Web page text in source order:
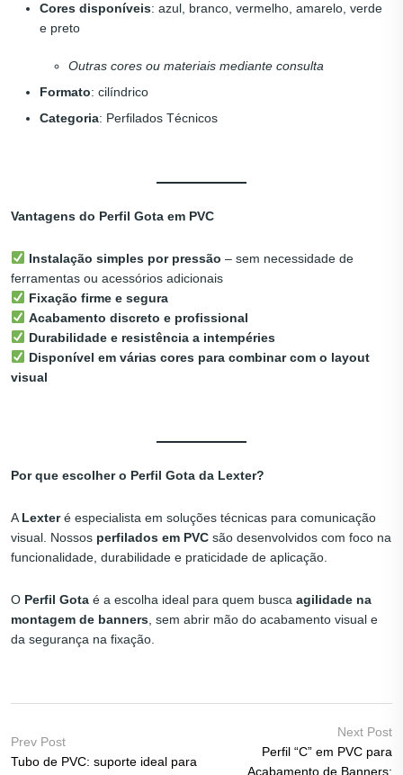
Cores disponíveis: azul, branco, vermelho, amarelo, verde
e preto
Outras cores ou materiais mediante consulta
Formato: cilíndrico
Categoria: Perfilados Técnicos
Vantagens do Perfil Gota em PVC
Instalação simples por pressão – sem necessidade de
ferramentas ou acessórios adicionais
Fixação firme e segura
Acabamento discreto e profissional
Durabilidade e resistência a intempéries
Disponível em várias cores para combinar com o layout
visual
Por que escolher o Perfil Gota da Lexter?
A Lexteré especialista em soluções técnicas para comunicação
visual. Nossos perfilados em PVC são desenvolvidos com foco na
funcionalidade, durabilidade e praticidade de aplicação.
O Perfil Gota é a escolha ideal para quem busca agilidade na
montagem de banners , sem abrir mão do acabamento visual e
da segurança na fixação.
Prev Post
Tubo de PVC: suporte ideal para
Next Post
Perfil “C” em PVC para
Acabamento de Banners: